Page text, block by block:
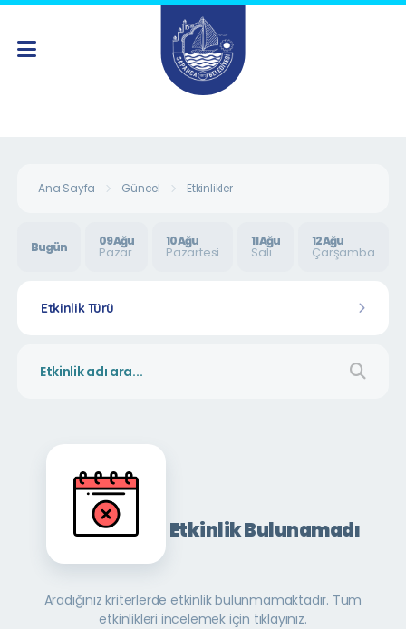
Ana Sayfa Güncel Etkinlikler
Bugün 09 Ağu
Pazar
10 Ağu
Pazartesi
11 Ağu
Salı
12 Ağu
Çarşamba
Etkinlik Türü
Etkinlik Bulunamadı
Aradığınız kriterlerde etkinlik bulunmamaktadır. Tüm
etkinlikleri incelemek için tıklayınız.